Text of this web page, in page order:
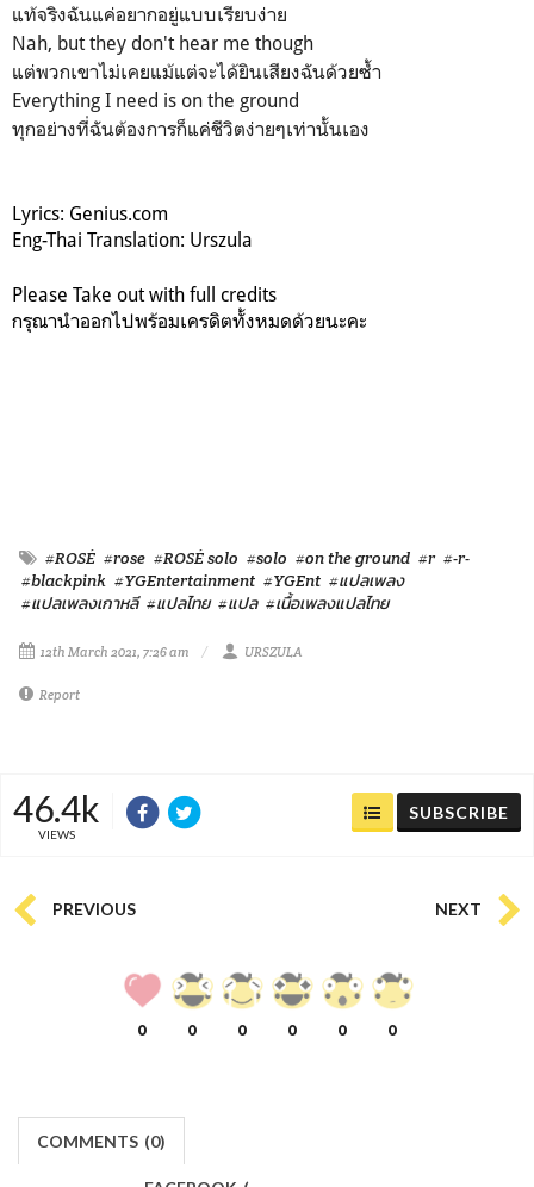
แท้จริงฉันแค่อยากอยู่แบบเรียบง่าย
Nah, but they don't hear me though
แต่พวกเขาไม่เคยแม้แต่จะได้ยินเสียงฉันด้วยซ้ำ
Everything I need is on the ground
ทุกอย่างที่ฉันต้องการก็แค่ชีวิตง่ายๆเท่านั้นเอง
Lyrics: Genius.com
Eng-Thai Translation: Urszula
Please Take out with full credits
กรุณานำออกไปพร้อมเครดิตทั้งหมดด้วยนะคะ
#ROSÉ #rose #ROSÉ solo #solo #on the ground #r #-r-
#blackpink #YGEntertainment #YGEnt #แปลเพลง
#แปลเพลงเกาหลี #แปลไทย #แปล #เนื้อเพลงแปลไทย
12th March 2021, 7:26 am URSZULA
Report
46.4k
VIEWS
SUBSCRIBE
PREVIOUS NEXT
0 0 0 0 0 0
COMMENTS (0)